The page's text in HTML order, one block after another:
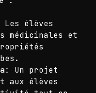
Les élèves
médicinales et
: Un projet